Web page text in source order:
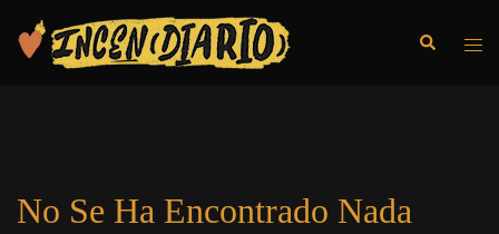
No Se Ha Encontrado Nada